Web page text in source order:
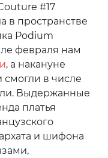
#17
в пространстве
Podium
февраля нам
, а накануне
смогли в числе
Выдержанные
платья
и шифона